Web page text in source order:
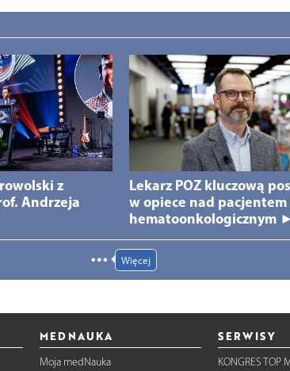
z
Andrzeja
Lekarz POZ kluczową
w opiece nad pacjentem
hematoonkologicznym ►
Więcej
MEDNAUKA
Moja medNauka
SERWISY
KONGRES TOP